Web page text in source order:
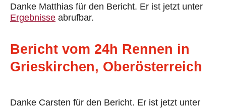
Danke Matthias für den Bericht. Er ist jetzt unter
Ergebnisse abrufbar.
Bericht vom 24h Rennen in
Grieskirchen, Oberösterreich
Danke Carsten für den Bericht. Er ist jetzt unter